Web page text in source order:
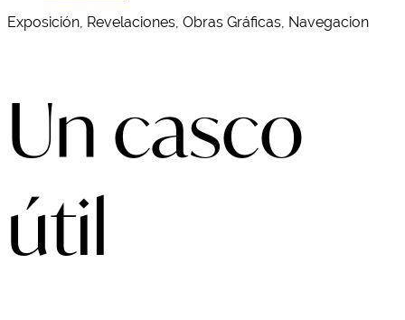
Exposición, Revelaciones, Obras Gráficas, Navegacion
Un casco
útil